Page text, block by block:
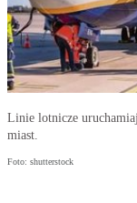
Linie lotnicze
miast.
Foto: shutterstock